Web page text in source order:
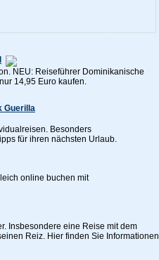
NEU: Reiseführer Dominikanische
14,95 Euro kaufen.
Guerilla
Besonders
für ihren nächsten Urlaub.
online buchen mit
Insbesondere eine Reise mit dem
Reiz. Hier finden Sie Informationen